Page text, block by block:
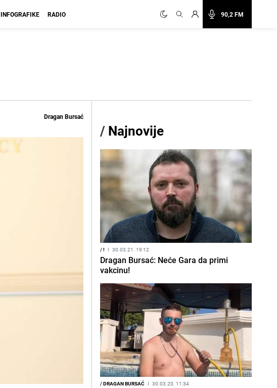
90,2 FM
INFOGRAFIKE RADIO
Dragan Bursać
/ Najnovije
/! I 30.03.21. 19:12
Dragan Bursać: Neće Gara da primi
vakcinu!
/DRAGAN BURSAĆ I 30.03.20. 11:34